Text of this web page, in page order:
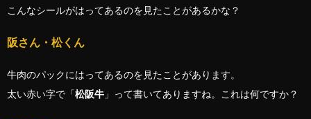
こんなシールがはってあるのを見たことがあるかな？
阪さん・松くん
牛肉のパックにはってあるのを見たことがあります。
太い赤い字で「松阪牛 」って書いてありますね。これは何ですか？